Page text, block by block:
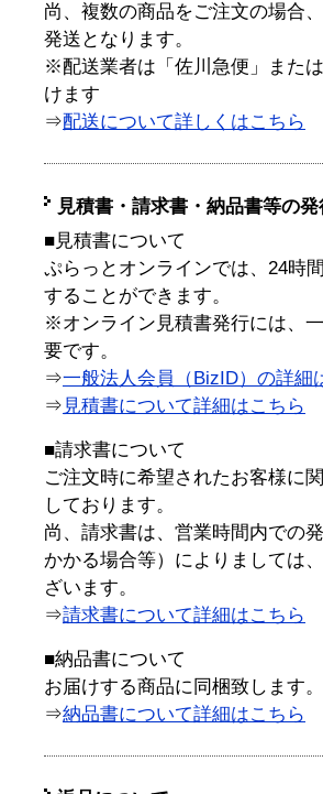
尚、複数の商品をご注文の場合
発送となります。
※配送業者は「佐川急便」また
けます
⇒配送について詳しくはこちら
見積書・請求書・納品書等の
■見積書について
ぷらっとオンラインでは、24時
することができます。
※オンライン見積書発行には、
要です。
⇒一般法人会員（BizID）の詳細
⇒ 見積書について詳細はこちら
■請求書について
ご注文時に希望されたお客様に
しております。
尚、請求書は、営業時間内での
かかる場合等）によりましては
ざいます。
⇒請求書について詳細はこちら
■納品書について
お届けする商品に同梱致します。
⇒納品書について詳細はこちら